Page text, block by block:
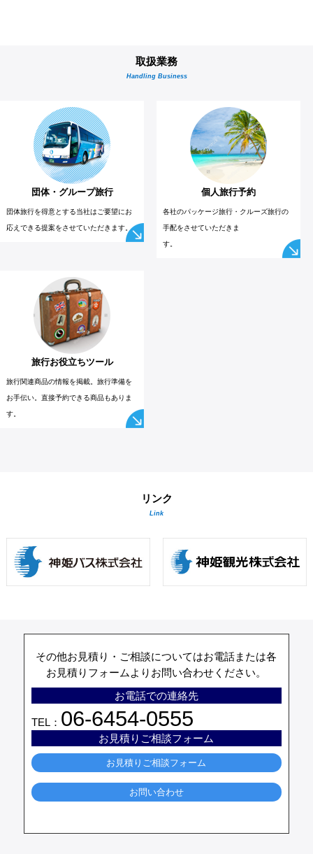
取扱業務
Handling Business
団体・グループ旅行
団体旅行を得意とする当社はご要望にお
応えできる提案をさせていただきます。
個人旅行予約
各社のパッケージ旅行・クルーズ旅行の
手配をさせていただきま
す。
旅行お役立ちツール
旅行関連商品の情報を掲載。旅行準備を
お手伝い。直接予約できる商品もありま
す。
リンク
Link
その他お見積り・ご相談についてはお電話または各
お見積りフォームよりお問い合わせください。
お電話での連絡先
TEL： 06-6454-0555
お見積りご相談フォーム
お見積りご相談フォーム
お問い合わせ